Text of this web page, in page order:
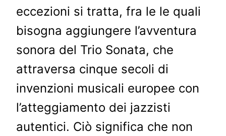
eccezioni si tratta, fra le le quali
bisogna aggiungere l’avventura
sonora del Trio Sonata, che
attraversa cinque secoli di
invenzioni musicali europee con
l’atteggiamento dei jazzisti
autentici. Ciò significa che non